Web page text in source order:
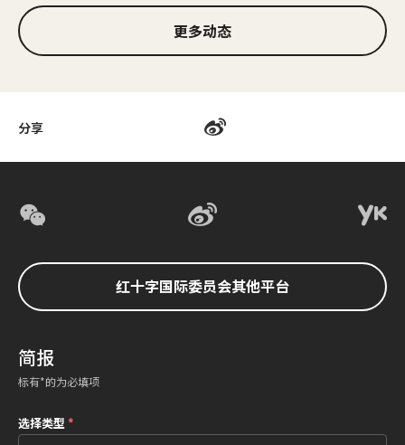
分享
更多动态
红十字国际委员会其他平台
简报
标有*的为必填项
选择类型*